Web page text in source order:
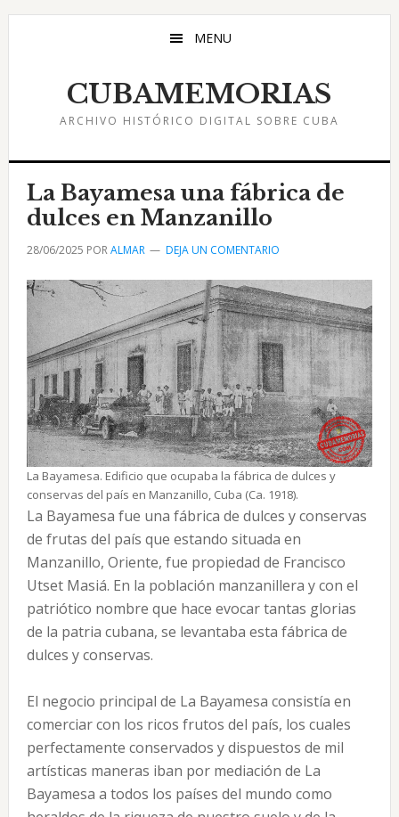
Saltar
Saltar
Saltar
MENU
CUBAMEMORIAS
ARCHIVO HISTÓRICO DIGITAL SOBRE CUBA
La Bayamesa una fábrica de
dulces en Manzanillo
28/06/2025 PORALMAR DEJA UN COMENTARIO
La Bayamesa. Edificio que ocupaba la fábrica de dulces y
conservas del país en Manzanillo, Cuba (Ca. 1918).
La Bayamesa fue una fábrica de dulces y conservas
de frutas del país que estando situada en
Manzanillo, Oriente, fue propiedad de Francisco
Utset Masiá. En la población manzanillera y con el
patriótico nombre que hace evocar tantas glorias
de la patria cubana, se levantaba esta fábrica de
dulces y conservas.
El negocio principal de La Bayamesa consistía en
comerciar con los ricos frutos del país, los cuales
perfectamente conservados y dispuestos de mil
artísticas maneras iban por mediación de La
Bayamesa a todos los países del mundo como